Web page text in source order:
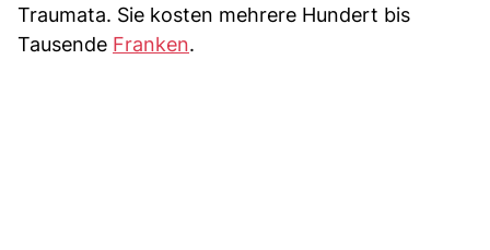
Traumata. Sie kosten mehrere Hundert bis
Tausende Franken.